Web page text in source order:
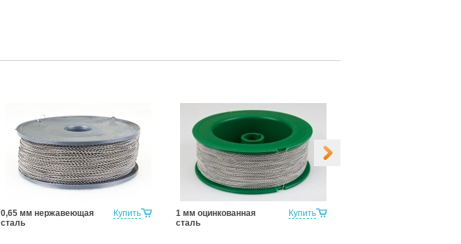
Купить
0,65 мм нержавеющая
сталь
Купить
1 мм оцинкованная
сталь